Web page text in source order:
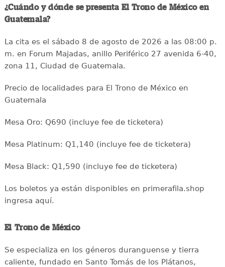
¿Cuándo y dónde se presenta El Trono de México en
Guatemala?
La cita es el sábado 8 de agosto de 2026 a las 08:00 p.
m. en Forum Majadas, anillo Periférico 27 avenida 6-40,
zona 11, Ciudad de Guatemala.
Precio de localidades para El Trono de México en
Guatemala
Mesa Oro: Q690 (incluye fee de ticketera)
Mesa Platinum: Q1,140 (incluye fee de ticketera)
Mesa Black: Q1,590 (incluye fee de ticketera)
Los boletos ya están disponibles en primerafila.shop
ingresa aquí.
El Trono de México
Se especializa en los géneros duranguense y tierra
caliente, fundado en Santo Tomás de los Plátanos,